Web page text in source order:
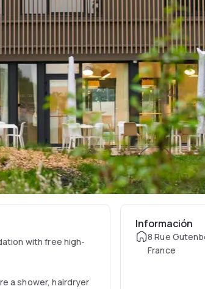
with free high-
a shower, hairdryer
Información
8 Rue
France